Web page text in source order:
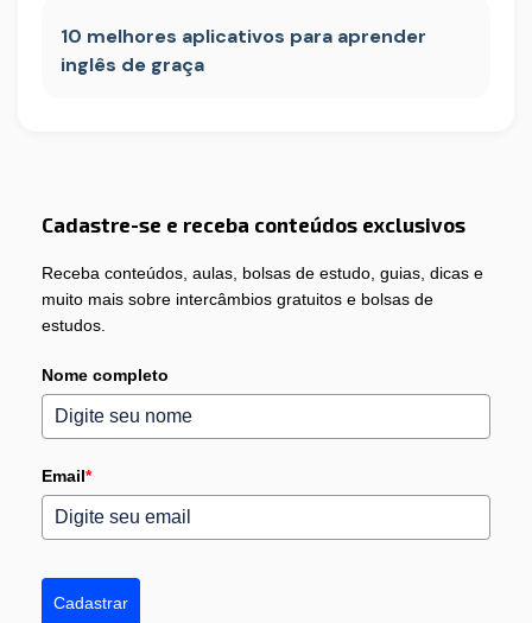
10 melhores aplicativos para aprender
inglês de graça
Cadastre-se e receba conteúdos exclusivos
Receba conteúdos, aulas, bolsas de estudo, guias, dicas e
muito mais sobre intercâmbios gratuitos e bolsas de
estudos.
Nome completo
Email*
Cadastrar